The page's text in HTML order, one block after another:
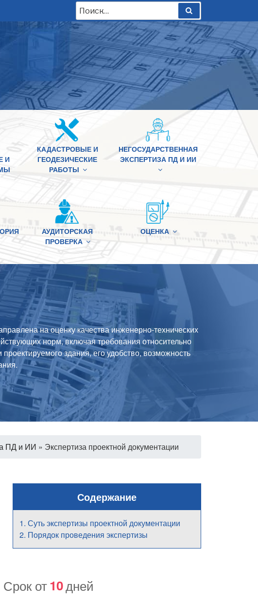
Искать:
И
КАДАСТРОВЫЕ И
ГЕОДЕЗИЧЕСКИЕ
РАБОТЫ
НЕГОСУДАРСТВЕННАЯ
ЭКСПЕРТИЗА ПД И ИИ
АУДИТОРСКАЯ
ПРОВЕРКА
ОЦЕНКА
на оценку качества инженерно-технических
норм, включая требования относительно
здания, его удобство, возможность
ПД и ИИ » Экспертиза проектной документации
Содержание
Суть экспертизы проектной документации
Порядок проведения экспертизы
Срок от10дней